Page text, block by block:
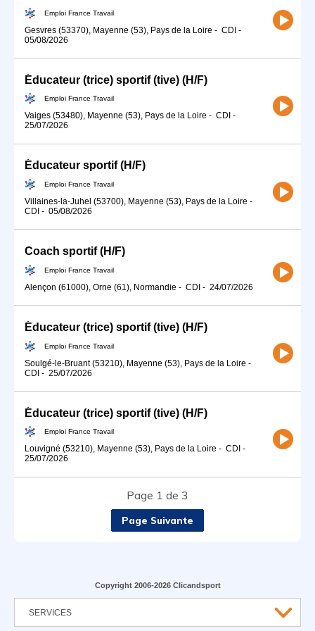
Emploi France Travail
Gesvres (53370), Mayenne (53), Pays de la Loire - CDI -
05/08/2026
Éducateur (trice) sportif (tive) (H/F)
Emploi France Travail
Vaiges (53480), Mayenne (53), Pays de la Loire - CDI -
25/07/2026
Éducateur sportif (H/F)
Emploi France Travail
Villaines-la-Juhel (53700), Mayenne (53), Pays de la Loire -
CDI - 05/08/2026
Coach sportif (H/F)
Emploi France Travail
Alençon (61000), Orne (61), Normandie - CDI - 24/07/2026
Éducateur (trice) sportif (tive) (H/F)
Emploi France Travail
Soulgé-le-Bruant (53210), Mayenne (53), Pays de la Loire -
CDI - 25/07/2026
Éducateur (trice) sportif (tive) (H/F)
Emploi France Travail
Louvigné (53210), Mayenne (53), Pays de la Loire - CDI -
25/07/2026
Page 1 de 3
Page Suivante
Copyright 2006-2026 Clicandsport
SERVICES